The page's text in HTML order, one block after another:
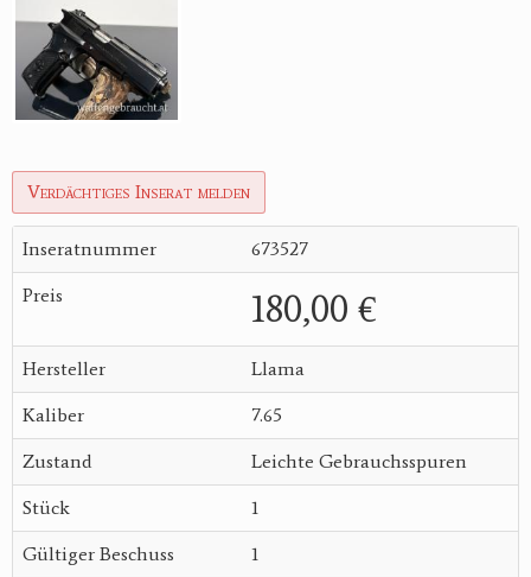
Verdächtiges Inserat melden
Inseratnummer 673527
Preis 180,00 €
Hersteller Llama
Kaliber 7.65
Zustand Leichte Gebrauchsspuren
Stück 1
Gültiger Beschuss 1